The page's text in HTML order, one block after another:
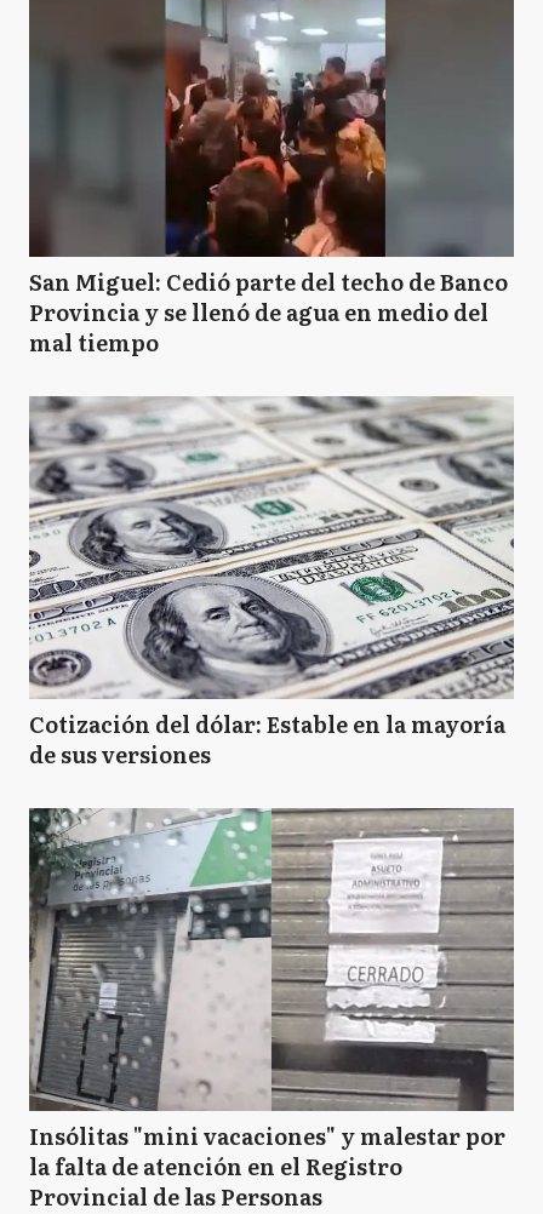
San Miguel: Cedió parte del techo de Banco
Provincia y se llenó de agua en medio del
mal tiempo
Cotización del dólar: Estable en la mayoría
de sus versiones
Insólitas "mini vacaciones" y malestar por
la falta de atención en el Registro
Provincial de las Personas